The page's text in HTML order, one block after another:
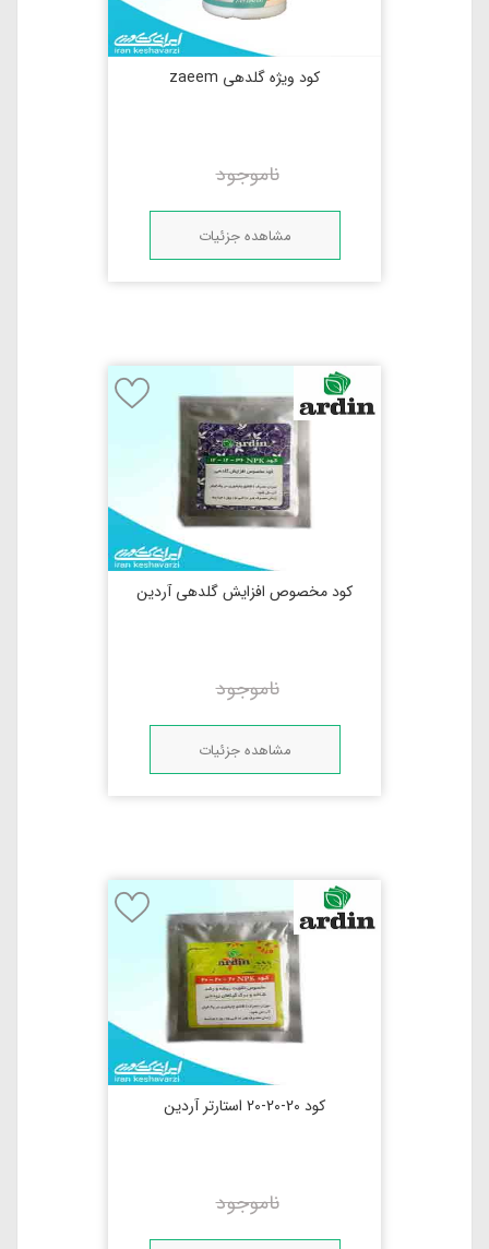
کود ویژه گلدهی zaeem
ناموجود
مشاهده جزئیات
کود مخصوص افزایش گلدهی آردین
ناموجود
مشاهده جزئیات
کود 20-20-20 استارتر آردین
ناموجود